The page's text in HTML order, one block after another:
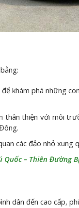
khám phá những
thân thiện với môi
các đảo nhỏ xung
Quốc – Thiên Đường
dân đến cao cấp,